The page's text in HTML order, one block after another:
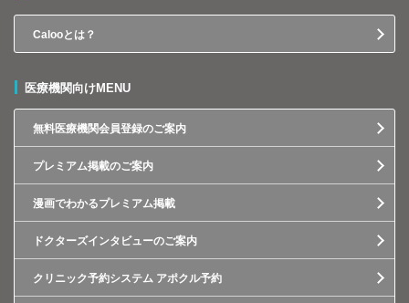
Calooとは？
医療機関向けMENU
無料医療機関会員登録のご案内
プレミアム掲載のご案内
漫画でわかるプレミアム掲載
ドクターズインタビューのご案内
クリニック予約システム アポクル予約